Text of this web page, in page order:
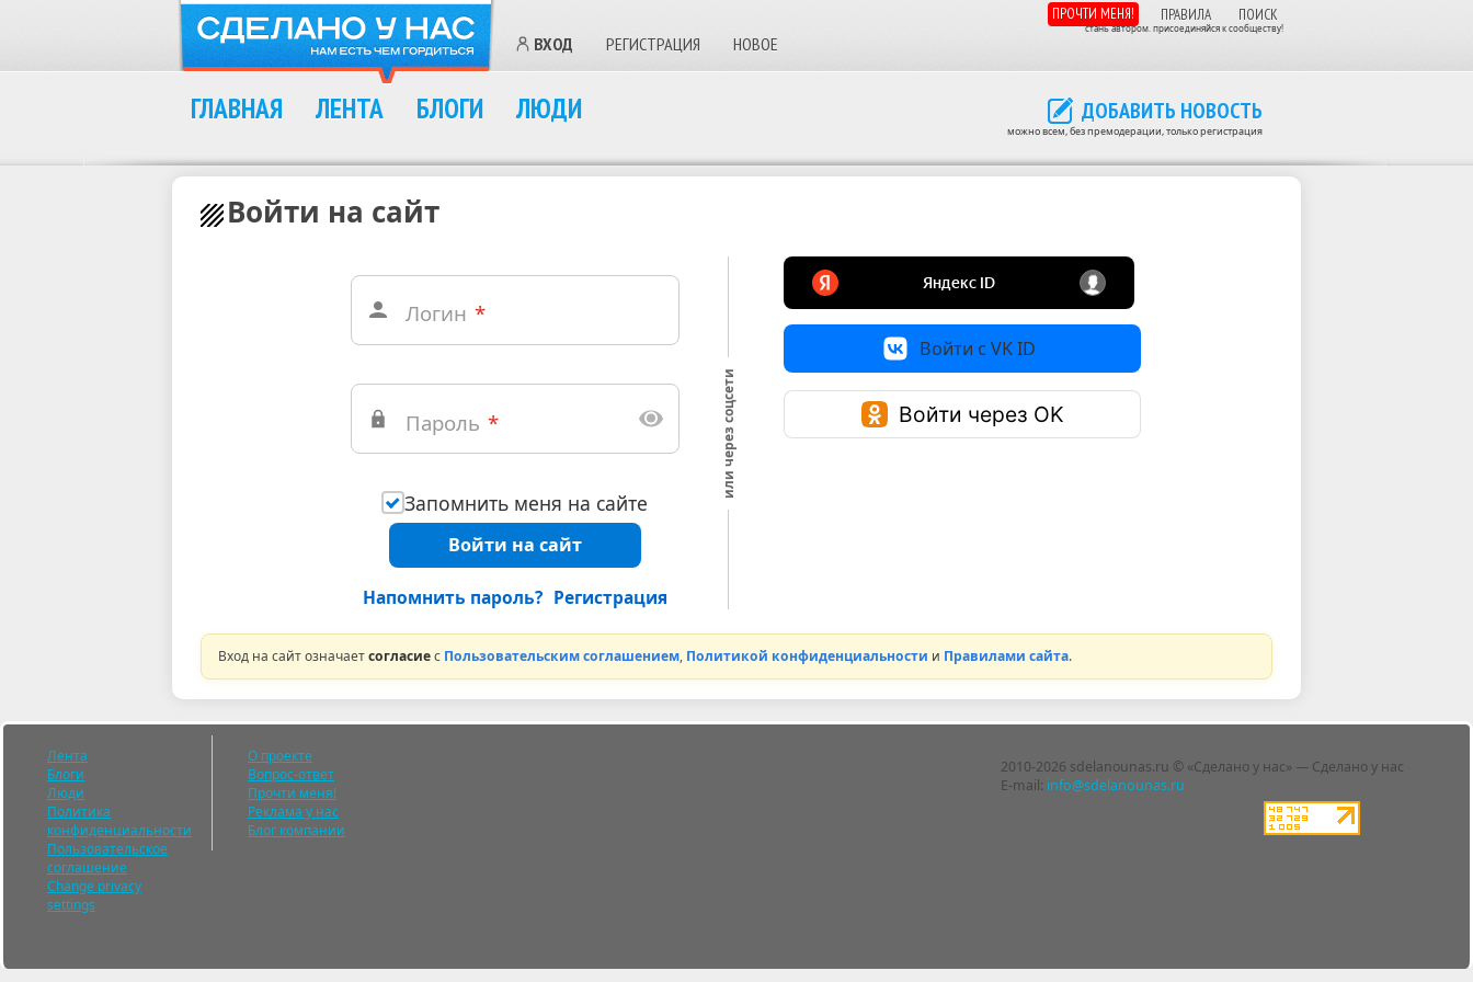
ВХОД РЕГИСТРАЦИЯ НОВОЕ
ПРОЧТИ МЕНЯ! ПРАВИЛА ПОИСК
стань автором. присоединяйся к сообществу!
ДОБАВИТЬ НОВОСТЬ
можно всем, без премодерации, только регистрация
ГЛАВНАЯ ЛЕНТА БЛОГИ ЛЮДИ
Войти на сайт
Логин *
Пароль *
Запомнить меня на сайте
Войти на сайт
Напомнить пароль? Регистрация
или через соцсети
Войти с VK ID
Войти через OK
Вход на сайт означаетсогласиес Пользовательским соглашением, Политикой конфиденциальности и Правилами сайта.
2010-2026 sdelanounas.ru © «Сделано у нас» — Сделано у нас
E-mail: info@sdelanounas.ru
Лента
Блоги
Люди
Политика
конфиденциальности
Пользовательское
соглашение
Change privacy
settings
О проекте
Вопрос-ответ
Прочти меня!
Реклама у нас
Блог компании